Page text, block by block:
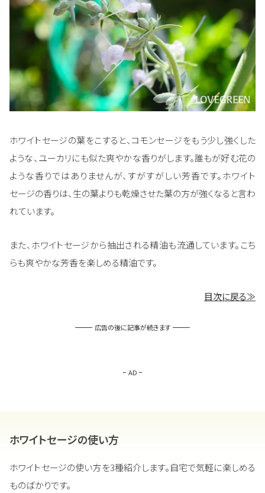
ホワイトセージの葉をこすると、コモンセージをもう少し強くした
ような、ユーカリにも似た爽やかな香りがします。誰もが好む花の
ような香りではありませんが、すがすがしい芳香です。ホワイト
セージの香りは、生の葉よりも乾燥させた葉の方が強くなると言わ
れています。
また、ホワイトセージから抽出される精油も流通しています。こち
らも爽やかな芳香を楽しめる精油です。
目次に戻る≫
広告の後に記事が続きます
AD
ホワイトセージの使い方
ホワイトセージの使い方を3種紹介します。自宅で気軽に楽しめる
ものばかりです。